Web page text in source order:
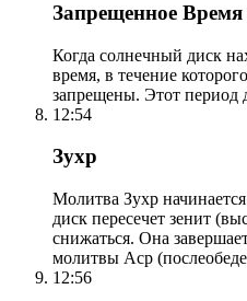
Запрещенное
Когда солнечный диск
время, в течение
запрещены. Этот период
12:54
Зухр
Молитва Зухр
диск пересечет зенит
снижаться. Она
молитвы Аср
12:56